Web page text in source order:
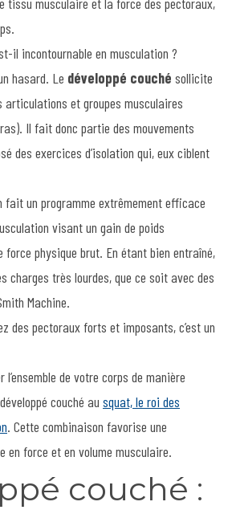
il incontournable en musculation ?
hasard. Le développé couché sollicite
articulations et groupes musculaires
Il fait donc partie des mouvements
des exercices d’isolation qui, eux ciblent
un programme extrêmement efficace
visant un gain de poids
force physique brut. En étant bien entraîné,
charges très lourdes, que ce soit avec des
Machine.
des pectoraux forts et imposants, c’est un
de votre corps de manière
couché au squat, le roi des
. Cette combinaison favorise une
en force et en volume musculaire.
couché :